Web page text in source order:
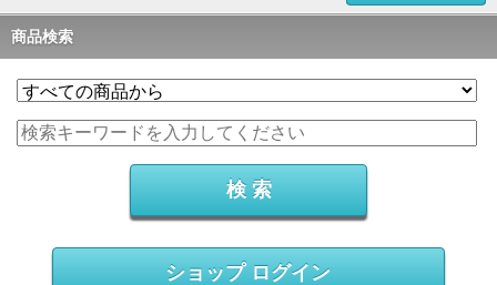
商品検索
ショップ ログイン